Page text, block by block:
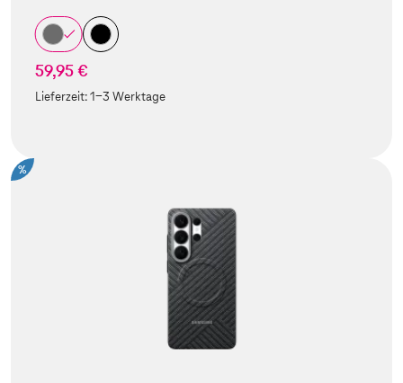
59,95 €
Lieferzeit:1-3 Werktage
%